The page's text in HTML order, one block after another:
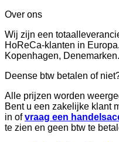
Over ons
Wij zijn een
HoReCa-klanten in
Kopenhagen, Denemarken.
Deense btw betalen of
Alle prijzen worden
Bent u een zakelijke klant
in ofvraag een
te zien en geen btw te